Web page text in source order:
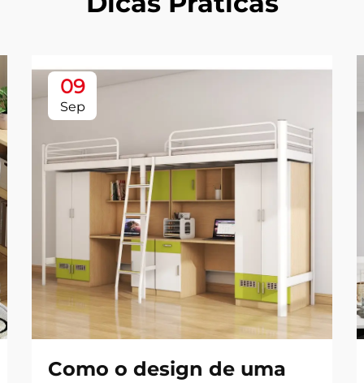
09
Sep
Como o design de uma